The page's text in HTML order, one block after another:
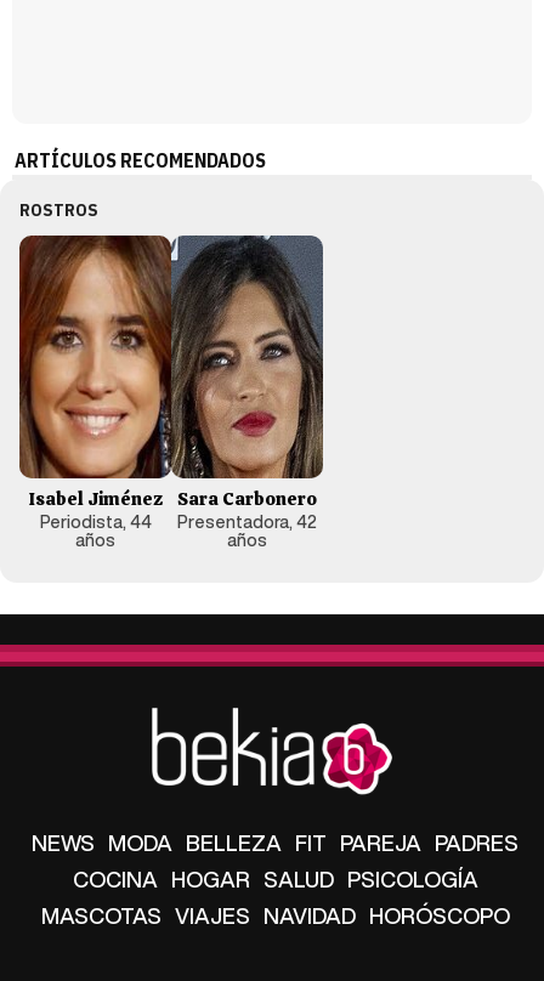
ARTÍCULOS RECOMENDADOS
ROSTROS
Isabel Jiménez
Periodista, 44
años
Sara Carbonero
Presentadora, 42
años
NEWS MODA BELLEZA FIT PAREJA PADRES
COCINA HOGAR SALUD PSICOLOGÍA
MASCOTAS VIAJES NAVIDAD HORÓSCOPO